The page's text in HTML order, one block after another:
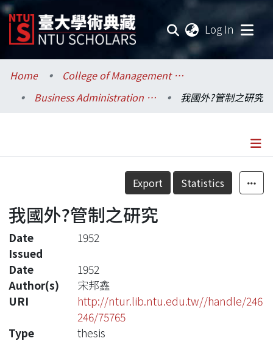
Log In
Communities & Collections
Research Outputs
Statistics
Home
College of Management / 管理學院
Business Administration / 工商管理學系暨商學研究所
我國外?管制之研究
Details
Export Statistics
我國外?管制之研究
Date
Issued
1952
Date
1952
Author(s)
宋邦鑫
URI
http://ntur.lib.ntu.edu.tw//handle/246
246/75765
Type
thesis